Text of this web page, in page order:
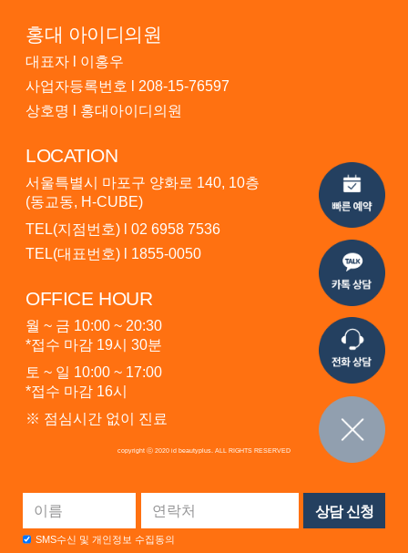
SMS수신 및 개인정보 수집동의
홍대 아이디의원
대표자 l 이홍우
사업자등록번호 l 208-15-76597
상호명 l 홍대아이디의원
LOCATION
서울특별시 마포구 양화로 140, 10층
(동교동, H-CUBE)
TEL(지점번호) l 02 6958 7536
TEL(대표번호) l 1855-0050
OFFICE HOUR
월 ~ 금 10:00 ~ 20:30
*접수 마감 19시 30분
토 ~ 일 10:00 ~ 17:00
*접수 마감 16시
※ 점심시간 없이 진료
copyright ⓒ 2020 id beautyplus. ALL RIGHTS RESERVED